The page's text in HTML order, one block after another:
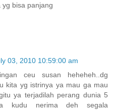
bisa panjang
03, 2010 10:59:00 am
ceu susan heheheh..dg
kita yg istrinya ya mau ga mau
ya terjadilah perang dunia 5
kudu nerima deh segala